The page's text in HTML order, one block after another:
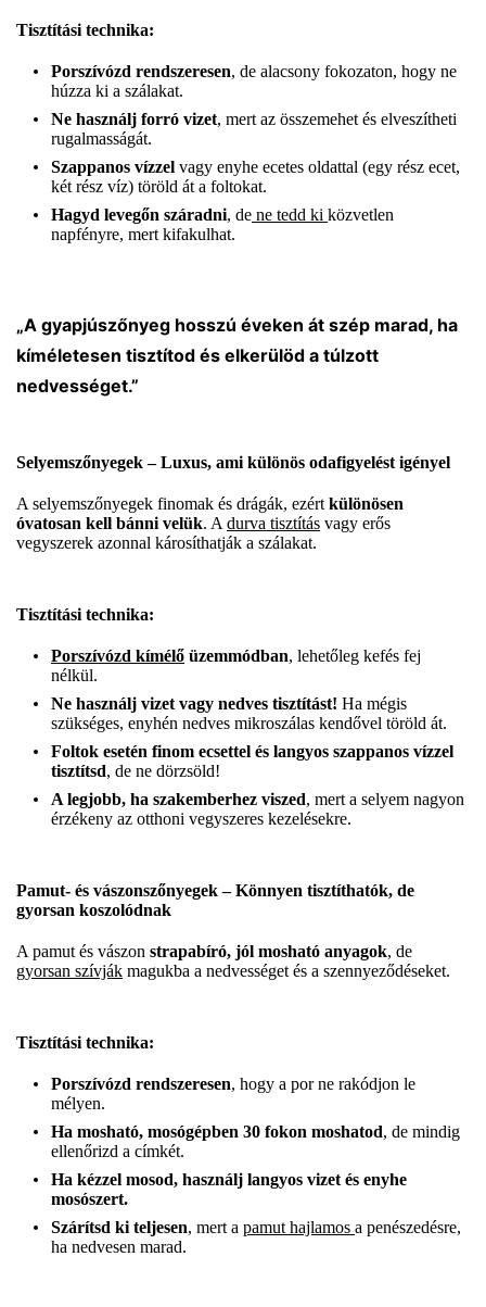
Tisztítási technika:
Porszívózd rendszeresen, de alacsony fokozaton, hogy ne
húzza ki a szálakat.
Ne használj forró vizet, mert az összemehet és elveszítheti
rugalmasságát.
Szappanos vízzel vagy enyhe ecetes oldattal (egy rész ecet,
két rész víz) töröld át a foltokat.
Hagyd levegőn száradni, de ne tedd ki közvetlen
napfényre, mert kifakulhat.
„A gyapjúszőnyeg hosszú éveken át szép marad, ha
kíméletesen tisztítod és elkerülöd a túlzott
nedvességet.”
Selyemszőnyegek – Luxus, ami különös odafigyelést igényel
A selyemszőnyegek finomak és drágák, ezért különösen
óvatosan kell bánni velük. A durva tisztítás vagy erős
vegyszerek azonnal károsíthatják a szálakat.
Tisztítási technika:
Porszívózd kímélő üzemmódban, lehetőleg kefés fej
nélkül.
Ne használj vizet vagy nedves tisztítást! Ha mégis
szükséges, enyhén nedves mikroszálas kendővel töröld át.
Foltok esetén finom ecsettel és langyos szappanos vízzel
tisztítsd, de ne dörzsöld!
A legjobb, ha szakemberhez viszed, mert a selyem nagyon
érzékeny az otthoni vegyszeres kezelésekre.
Pamut- és vászonszőnyegek – Könnyen tisztíthatók, de
gyorsan koszolódnak
A pamut és vászon strapabíró, jól mosható anyagok, de
gyorsan szívják magukba a nedvességet és a szennyeződéseket.
Tisztítási technika:
Porszívózd rendszeresen, hogy a por ne rakódjon le
mélyen.
Ha mosható, mosógépben 30 fokon moshatod, de mindig
ellenőrizd a címkét.
Ha kézzel mosod, használj langyos vizet és enyhe
mosószert.
Szárítsd ki teljesen, mert a pamut hajlamos a penészedésre,
ha nedvesen marad.